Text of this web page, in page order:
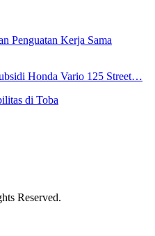
Penguatan Kerja Sama
Honda Vario 125 Street…
di Toba
Reserved.